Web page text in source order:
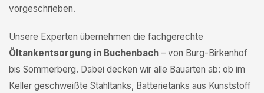
vorgeschrieben.
Unsere Experten übernehmen die fachgerechte
Öltankentsorgung in Buchenbach – von Burg-Birkenhof
bis Sommerberg. Dabei decken wir alle Bauarten ab: ob im
Keller geschweißte Stahltanks, Batterietanks aus Kunststoff